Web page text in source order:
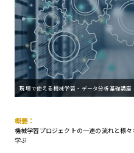
現場で使える機械学習・データ分析基礎講座
概要：
機械学習プロジェクトの一連の流れと様
学ぶ